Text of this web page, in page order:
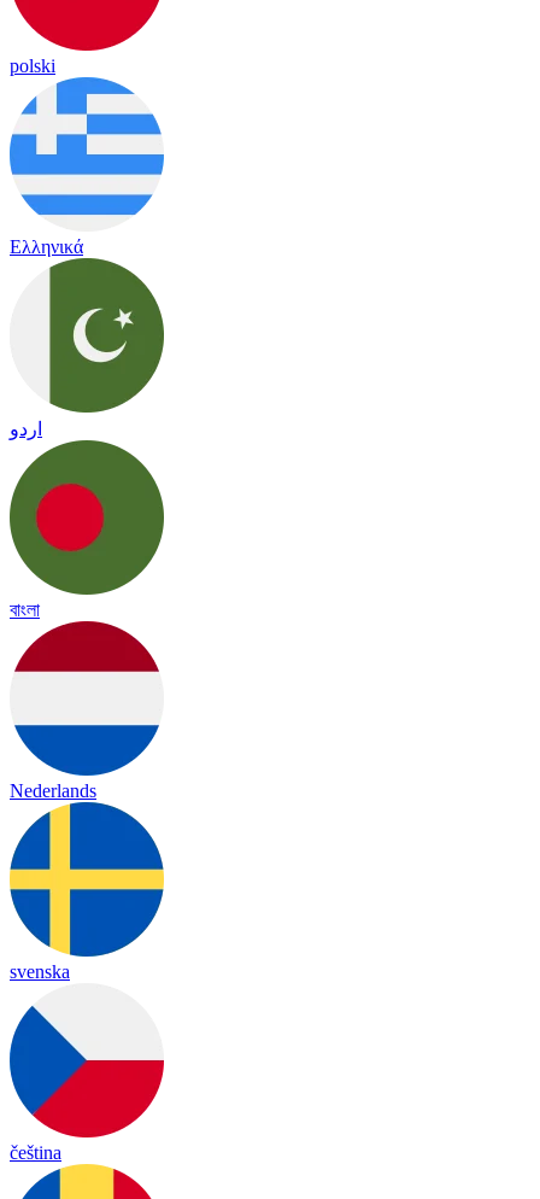
polski
Ελληνικά
اردو
বাংলা
Nederlands
svenska
čeština